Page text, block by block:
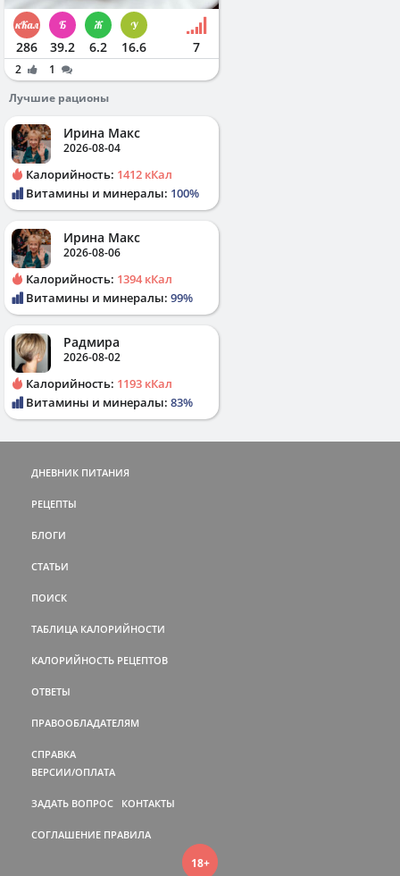
286 39.2 6.2 16.6 7
2
1
Лучшие рационы
Ирина Макс
2026-08-04
Калорийность: 1412 кКал
Витамины и минералы: 100%
Ирина Макс
2026-08-06
Калорийность: 1394 кКал
Витамины и минералы: 99%
Радмира
2026-08-02
Калорийность: 1193 кКал
Витамины и минералы: 83%
ДНЕВНИК ПИТАНИЯ
РЕЦЕПТЫ
БЛОГИ
СТАТЬИ
ПОИСК
ТАБЛИЦА КАЛОРИЙНОСТИ
КАЛОРИЙНОСТЬ РЕЦЕПТОВ
ОТВЕТЫ
ПРАВООБЛАДАТЕЛЯМ
СПРАВКА
ВЕРСИИ/ОПЛАТА
ЗАДАТЬ ВОПРОС КОНТАКТЫ
СОГЛАШЕНИЕ ПРАВИЛА
18+